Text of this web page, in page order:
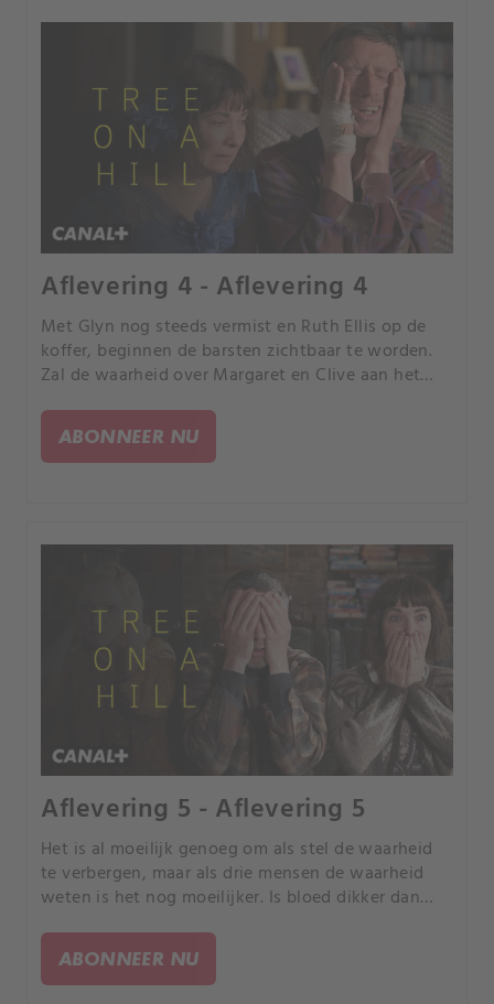
Aflevering 4 - Aflevering 4
Met Glyn nog steeds vermist en Ruth Ellis op de
koffer, beginnen de barsten zichtbaar te worden.
Zal de waarheid over Margaret en Clive aan het
Herbie en Sylvia? En waar past de griezelige
chemicus Haydn Owen precies in dit alles?.
ABONNEER NU
Aflevering 5 - Aflevering 5
Het is al moeilijk genoeg om als stel de waarheid
te verbergen, maar als drie mensen de waarheid
weten is het nog moeilijker. Is bloed dikker dan
ze heeft gedaan?' Kan Clive haar vergeven voor het
verraden van hem?.
ABONNEER NU